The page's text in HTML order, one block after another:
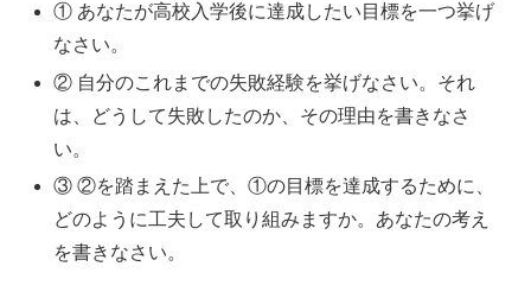
① あなたが高校入学後に達成したい目標を一つ挙げ
なさい。
② 自分のこれまでの失敗経験を挙げなさい。それ
は、どうして失敗したのか、その理由を書きなさ
い。
③ ②を踏まえた上で、①の目標を達成するために、
どのように工夫して取り組みますか。あなたの考え
を書きなさい。